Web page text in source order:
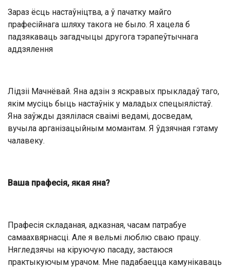
Зараз ёсць настаўніцтва, а ў пачатку майго
прафесійнага шляху такога не было. Я хацела б
падзякаваць загадчыцы другога тэрапеўтычнага
аддзялення
Лідзіі Мачнёвай. Яна адзін з яскравых прыкладаў таго,
якім мусіць быць настаўнік у маладых спецыялістаў.
Яна заўжды дзялілася сваімі ведамі, досведам,
вучыла арганізацыйным момантам. Я ўдзячная гэтаму
чалавеку.
Ваша прафесія, якая яна?
Прафесія складаная, адказная, часам патрабуе
самаахвярнасці. Але я вельмі люблю сваю працу.
Нягледзячы на кіруючую пасаду, застаюся
практыкуючым урачом. Мне падабаецца камунікаваць